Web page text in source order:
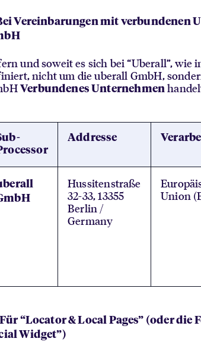
Vereinbarungen mit verbundenen
und soweit es sich bei “Uberall”, wie
nicht um die uberall GmbH,
Verbundenes Unternehmen
Addresse
Hussitenstraße
32-33, 13355
Berlin /
Germany
Union
“Locator & Local Pages” (oder die
Widget”)